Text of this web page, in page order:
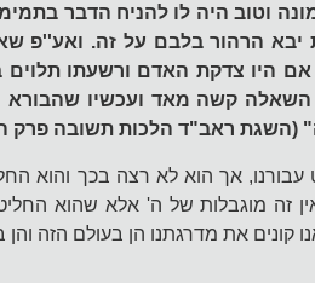
וטוב היה לו להניח הדבר
יבא הרהור בלבם על זה. ואע''פ
היו צדקת האדם ורשעתו תלוים
השאלה קשה מאד ועכשיו
(השגת ראב"ד הלכות תשובה פרק
עבורנו, אך הוא לא רצה בכך והוא
זה מוגבלות של ה' אלא שהוא
קונים את מדרגתנו הן בעולם הזה